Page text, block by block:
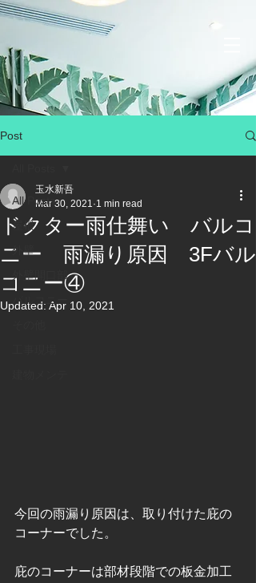
Post
All Posts
屋根
外壁
外壁開口部
バルコニー
ドクター雨仕舞い バルコ
ニー 雨漏り原因 3Fバル
コニー④
玉水新吾
Mar 30, 2021 1 min read
Updated: Apr 10, 2021
今回の雨漏り原因は、取り付けた庇の
コーナーでした。
庇のコーナーは部材段階での板金加工